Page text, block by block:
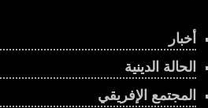
أخبار
الحالة الدينية
المجتمع الإفريقي